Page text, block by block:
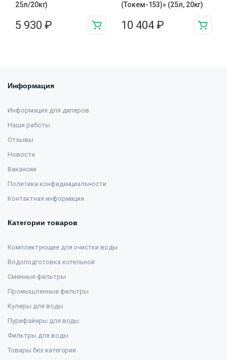
25л/20кг)
5 930 ₽
(Токем-153)» (25л, 20кг)
10 404 ₽
Информация
Информация для дилеров
Наши работы
Отзывы
Новости
Вакансии
Политика конфиденциальности
Контактная информация
Категории товаров
Комплектующие для очистки воды
Водоподготовка котельной
Сменные фильтры
Промышленные фильтры
Кулеры для воды
Пурифайеры для воды
Фильтры для воды
Товары без категории